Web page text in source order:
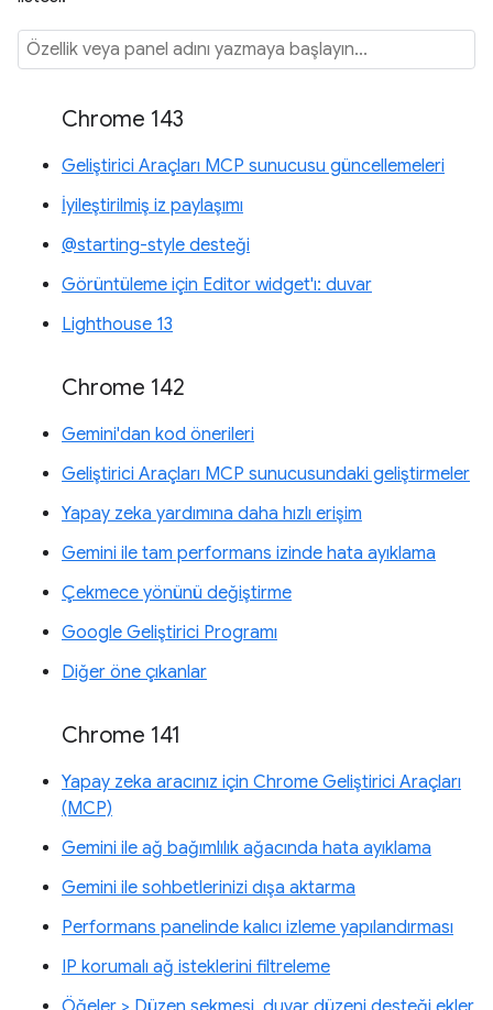
Chrome 143
Geliştirici Araçları MCP sunucusu güncellemeleri
İyileştirilmiş iz paylaşımı
@starting-style desteği
Görüntüleme için Editor widget'ı: duvar
Lighthouse 13
Chrome 142
Gemini'dan kod önerileri
Geliştirici Araçları MCP sunucusundaki geliştirmeler
Yapay zeka yardımına daha hızlı erişim
Gemini ile tam performans izinde hata ayıklama
Çekmece yönünü değiştirme
Google Geliştirici Programı
Diğer öne çıkanlar
Chrome 141
Yapay zeka aracınız için Chrome Geliştirici Araçları
(MCP)
Gemini ile ağ bağımlılık ağacında hata ayıklama
Gemini ile sohbetlerinizi dışa aktarma
Performans panelinde kalıcı izleme yapılandırması
IP korumalı ağ isteklerini filtreleme